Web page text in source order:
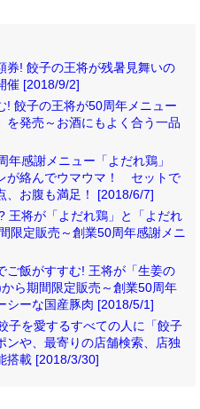
券! 餃子の王将が残暑見舞いの
催 [2018/9/2]
! 餃子の王将が50周年メニュー
を発売～お酒にもよく合う一品
年感謝メニュー「よだれ鶏」
が絡んでウマウマ！ セットで
、お腹も満足！ [2018/6/7]
王将が「よだれ鶏」と「よだれ
限定販売～創業50周年感謝メニ
ご飯がすすむ! 王将が「生姜の
ら期間限定販売～創業50周年
シーな国産豚肉 [2018/5/1]
子を愛するすべての人に「餃子
ンや、最寄りの店舗検索、店独
搭載 [2018/3/30]